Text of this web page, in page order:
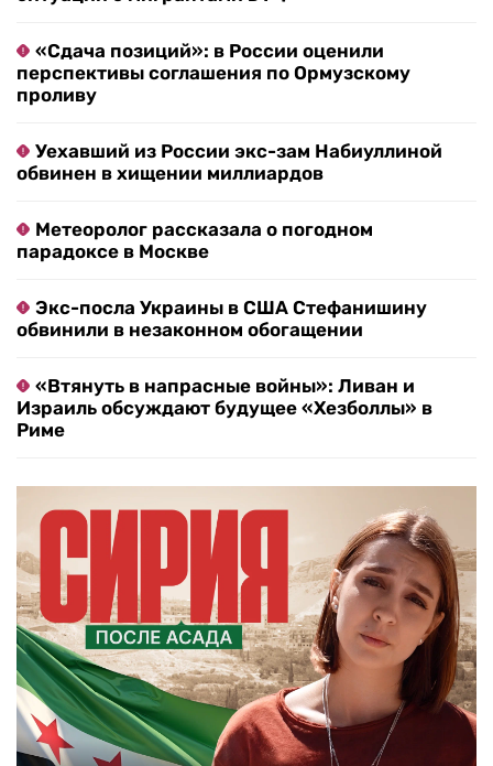
«Сдача позиций»: в России оценили
перспективы соглашения по Ормузскому
проливу
Уехавший из России экс-зам Набиуллиной
обвинен в хищении миллиардов
Метеоролог рассказала о погодном
парадоксе в Москве
Экс-посла Украины в США Стефанишину
обвинили в незаконном обогащении
«Втянуть в напрасные войны»: Ливан и
Израиль обсуждают будущее «Хезболлы» в
Риме